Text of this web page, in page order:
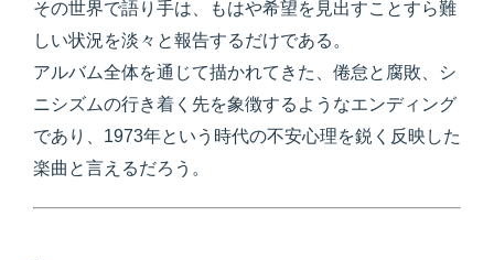
その世界で語り手は、もはや希望を見出すことすら難
しい状況を淡々と報告するだけである。
アルバム全体を通じて描かれてきた、倦怠と腐敗、シ
ニシズムの行き着く先を象徴するようなエンディング
であり、1973年という時代の不安心理を鋭く反映した
楽曲と言えるだろう。